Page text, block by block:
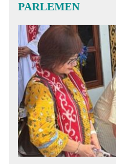
PARLEMEN